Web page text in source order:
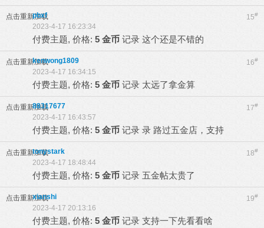
点击重新加载 15#
pbxf
2023-4-17 16:23:34
付费主题, 价格: 5 金币 记录 这个还是不错的
点击重新加载 16#
kenwong1809
2023-4-17 16:34:15
付费主题, 价格: 5 金币 记录 太远了拿金算
点击重新加载 17#
88317677
2023-4-17 16:43:57
付费主题, 价格: 5 金币 记录 录 路过五金店，支持
点击重新加载 18#
tonystark
2023-4-17 18:48:44
付费主题, 价格: 5 金币 记录 五金帖太贵了
点击重新加载 19#
xianshi
2023-4-17 20:13:16
付费主题, 价格: 5 金币 记录 支持一下先看看啥